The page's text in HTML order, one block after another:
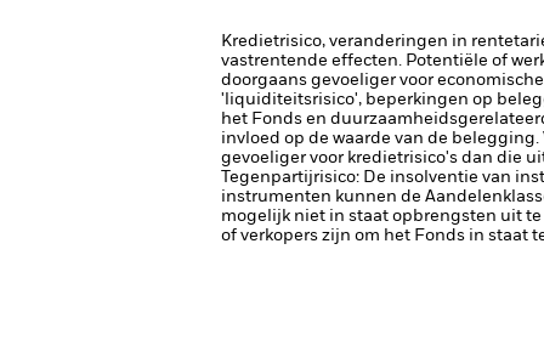
Kredietrisico, veranderingen in
vastrentende effecten. Potentiële of
doorgaans gevoeliger voor
'liquiditeitsrisico', beperkingen op
het Fonds en
invloed op de waarde van de belegging.
gevoeliger voor kredietrisico's dan die
Tegenpartijrisico: De insolventie van
instrumenten kunnen de
mogelijk niet in staat opbrengsten uit
of verkopers zijn om het Fonds in staat